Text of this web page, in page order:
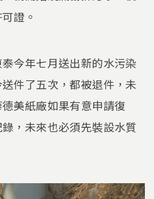
證。
今年七月送出新的水污染
件了五次，都被退件，未
美紙廠如果有意申請復
，未來也必須先裝設水質